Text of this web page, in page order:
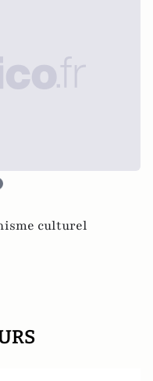
culturel